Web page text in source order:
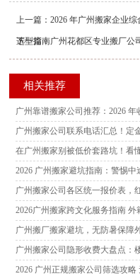
上一篇：2026 年广州搬家企业
选型指南
下一篇：广州花都区专业搬厂公
相关推荐
2026广州搬家跨文化服务指南
广州搬厂搬家避坑，无防暑保障